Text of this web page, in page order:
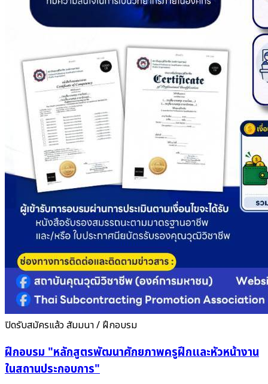
ปิดรับสมัครแล้วสัมมนา / ฝึกอบรม
ฝึกอบรม "หลักสูตรพัฒนาศักยภาพครูฝึกและหัวหน้างาน
ในสถานประกอบการ"